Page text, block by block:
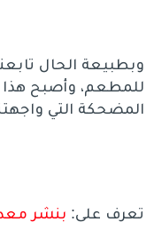
وبطبيعة الحال
للمطعم، وأصبح هذا
المضحكة التي
تعرف على: بنشر